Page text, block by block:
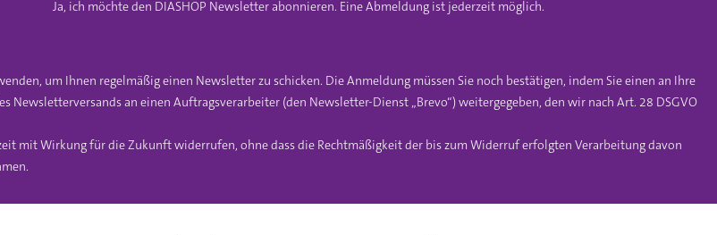
Ja, ich möchte den DIASHOP Newsletter abonnieren. Eine Abmeldung ist jederzeit möglich.
um Ihnen regelmäßig einen Newsletter zu schicken. Die Anmeldung müssen Sie noch bestätigen, indem Sie einen an Ihre
Newsletterversands an einen Auftragsverarbeiter (den Newsletter-Dienst „Brevo“) weitergegeben, den wir nach Art. 28 DSGVO
mit Wirkung für die Zukunft widerrufen, ohne dass die Rechtmäßigkeit der bis zum Widerruf erfolgten Verarbeitung davon